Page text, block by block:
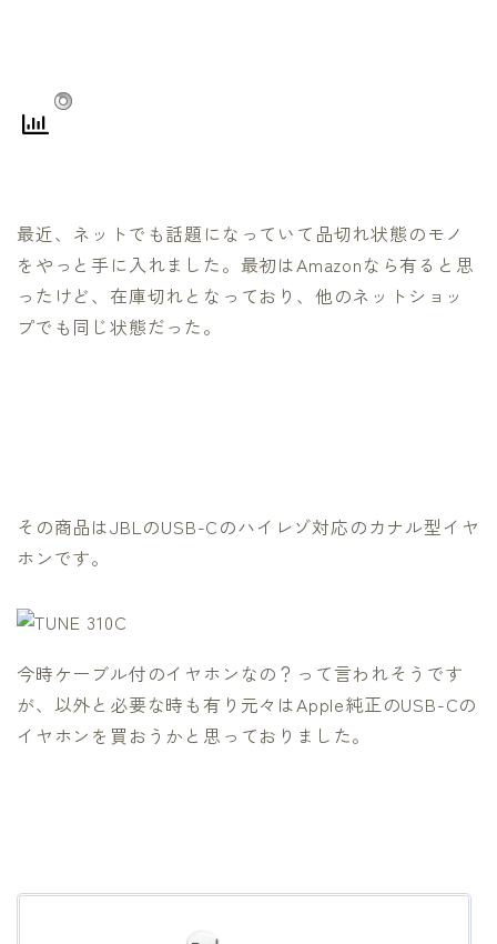
最近、ネットでも話題になっていて品切れ状態のモノ
をやっと手に入れました。最初はAmazonなら有ると思
ったけど、在庫切れとなっており、他のネットショッ
プでも同じ状態だった。
その商品はJBLのUSB-Cのハイレゾ対応のカナル型イヤ
ホンです。
今時ケーブル付のイヤホンなの？って言われそうです
が、以外と必要な時も有り元々はApple純正のUSB-Cの
イヤホンを買おうかと思っておりました。